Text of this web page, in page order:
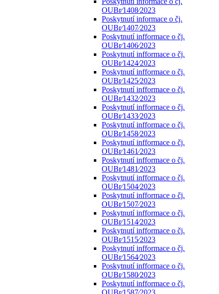
OUBr⁄1408⁄2023
Poskytnutí informace o čj.
OUBr⁄1407⁄2023
Poskytnutí infformace o čj.
OUBr⁄1406⁄2023
Poskytnutí infformace o čj.
OUBr⁄1424⁄2023
Poskytnutí infformace o čj.
OUBr⁄1425⁄2023
Poskytnutí infformace o čj.
OUBr⁄1432⁄2023
Poskytnutí infformace o čj.
OUBr⁄1433⁄2023
Poskytnutí infformace o čj.
OUBr⁄1458⁄2023
Poskytnutí infformace o čj.
OUBr⁄1461⁄2023
Poskytnutí infformace o čj.
OUBr⁄1481⁄2023
Poskytnutí infformace o čj.
OUBr⁄1504⁄2023
Poskytnutí infformace o čj.
OUBr⁄1507⁄2023
Poskytnutí infformace o čj.
OUBr⁄1514⁄2023
Poskytnutí infformace o čj.
OUBr⁄1515⁄2023
Poskytnutí infformace o čj.
OUBr⁄1564⁄2023
Poskytnutí infformace o čj.
OUBr⁄1580⁄2023
Poskytnutí infformace o čj.
OUBr⁄1587⁄2023